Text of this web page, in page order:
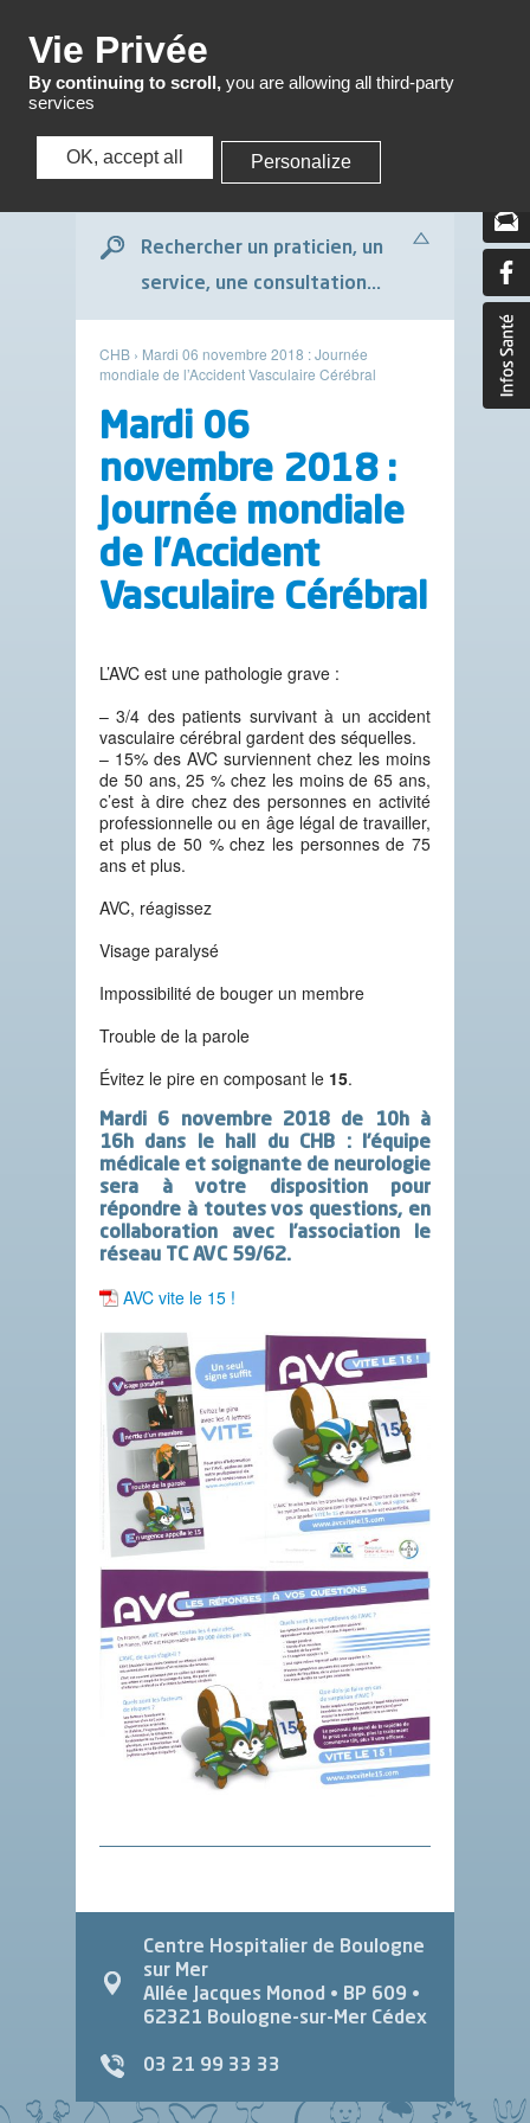
Menu
Rechercher un praticien, un
service, une consultation...
CHB › Mardi 06 novembre 2018 : Journée
mondiale de l’Accident Vasculaire Cérébral
Mardi 06
novembre 2018 :
Journée mondiale
de l’Accident
Vasculaire Cérébral
L’AVC est une pathologie grave :
– 3/4 des patients survivant à un accident
vasculaire cérébral gardent des séquelles.
– 15% des AVC surviennent chez les moins
de 50 ans, 25 % chez les moins de 65 ans,
c’est à dire chez des personnes en activité
professionnelle ou en âge légal de travailler,
et plus de 50 % chez les personnes de 75
ans et plus.
AVC, réagissez
Visage paralysé
Impossibilité de bouger un membre
Trouble de la parole
Évitez le pire en composant le 15.
Mardi 6 novembre 2018 de 10h à
16h dans le hall du CHB : l’équipe
médicale et soignante de neurologie
sera à votre disposition pour
répondre à toutes vos questions, en
collaboration avec l’association le
réseau TC AVC 59/62.
AVC vite le 15 !
Centre Hospitalier de Boulogne
sur Mer
Allée Jacques Monod • BP 609 •
62321 Boulogne-sur-Mer Cédex
03 21 99 33 33
Vie Privée
By continuing to scroll, you are allowing all third-party
services
OK, accept all Personalize